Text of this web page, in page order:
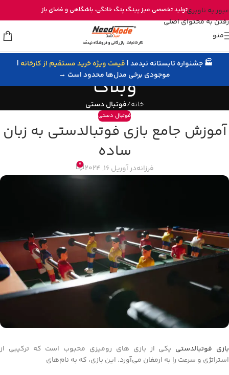
عبور به ناوبری
رفتن به محتوای اصلی
خرید مستقیم میز پینگ پنگ از تولیدی نیدمد
تولید تخصصی میز پینگ پنگ خانگی، باشگاهی و فضای باز
منو
🏭 جشنواره تابستانه نیدمد | قیمت ویژه خرید مستقیم از کارخانه |
موجودی برخی مدل‌ها محدود است →
وبلاگ
خانه/فوتبال دستی
فوتبال دستی
آموزش جامع بازی فوتبالدستی به زبان
ساده
فرزانهدر آوریل 16, 2024 0
بازی فوتبالدستی یکی از بازی‌ های رومیزی محبوب است که ترکیبی از
استراتژی و سرعت را به ارمغان می‌آورد. این بازی، که به نام‌های